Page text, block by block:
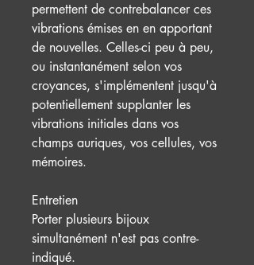
permettent de contrebalancer ces
vibrations émises en en apportant
de nouvelles. Celles-ci peu à peu,
ou instantanément selon vos
croyances, s'implémentent jusqu'à
potentiellement supplanter les
vibrations initiales dans vos
champs auriques, vos cellules, vos
mémoires.
Entretien
Porter plusieurs bijoux
simultanément n'est pas contre-
indiqué.